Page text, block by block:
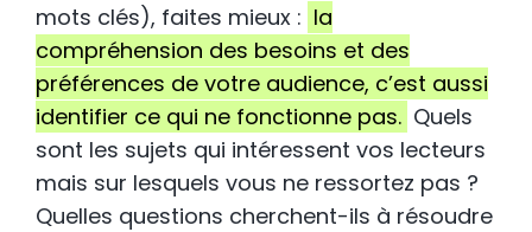
mots clés), faites mieux : la
compréhension des besoins et des
préférences de votre audience, c’est aussi
identifier ce qui ne fonctionne pas. Quels
sont les sujets qui intéressent vos lecteurs
mais sur lesquels vous ne ressortez pas ?
Quelles questions cherchent-ils à résoudre